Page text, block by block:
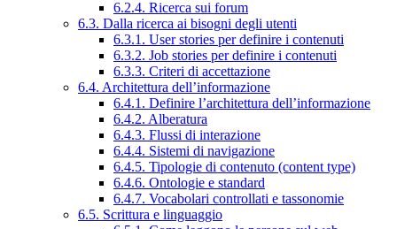
6.2.4. Ricerca sui forum
6.3. Dalla ricerca ai bisogni degli utenti
6.3.1. User stories per definire i contenuti
6.3.2. Job stories per definire i contenuti
6.3.3. Criteri di accettazione
6.4. Architettura dell’informazione
6.4.1. Definire l’architettura dell’informazione
6.4.2. Alberatura
6.4.3. Flussi di interazione
6.4.4. Sistemi di navigazione
6.4.5. Tipologie di contenuto (content type)
6.4.6. Ontologie e standard
6.4.7. Vocabolari controllati e tassonomie
6.5. Scrittura e linguaggio